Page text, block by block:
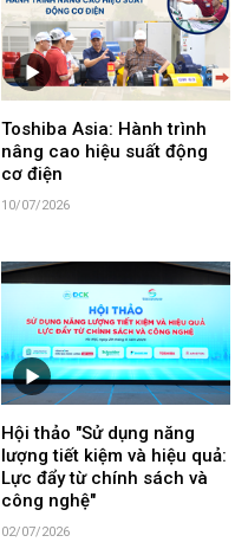
Toshiba Asia: Hành trình
nâng cao hiệu suất động
cơ điện
10/07/2026
Hội thảo "Sử dụng năng
lượng tiết kiệm và hiệu quả:
Lực đẩy từ chính sách và
công nghệ"
02/07/2026